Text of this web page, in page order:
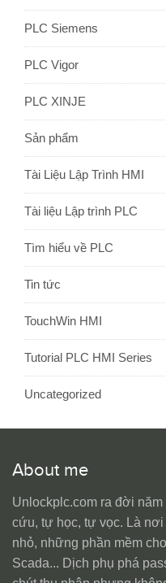
PLC Siemens
PLC Vigor
PLC XINJE
Sản phẩm
Tài Liệu Lập Trình HMI
Tài liệu Lập trình PLC
Tìm hiểu về PLC
Tin tức
TouchWin HMI
Tutorial PLC HMI Series
Uncategorized
About me
Unlockplc.com ra đời
cứu, tự học, tự vọc. Là
nhỏ, những phần mềm
Scada... Dịch phụ phá